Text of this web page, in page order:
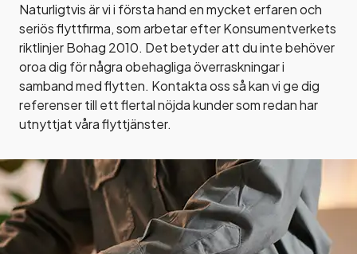
Naturligtvis är vi i första hand en mycket erfaren och
seriös flyttfirma, som arbetar efter Konsumentverkets
riktlinjer Bohag 2010. Det betyder att du inte behöver
oroa dig för några obehagliga överraskningar i
samband med flytten. Kontakta oss så kan vi ge dig
referenser till ett flertal nöjda kunder som redan har
utnyttjat våra flyttjänster.